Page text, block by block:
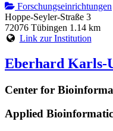
Forschungseinrichtungen
Hoppe-Seyler-Straße 3
72076 Tübingen 1.14 km
Link zur Institution
Eberhard Karls-
Center for
Applied